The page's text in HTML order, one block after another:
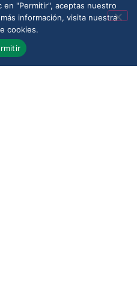
en "Permitir", aceptas nuestro
información, visita nuestra
cookies.